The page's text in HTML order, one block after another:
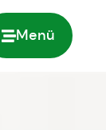
Menü